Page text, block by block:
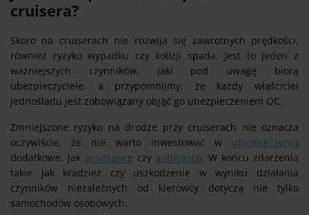
cruisera?
Skoro na cruiserach nie rozwija się zawrotnych prędkości,
również ryzyko wypadku czy kolizji spada. Jest to jeden z
ważniejszych czynników, jaki pod uwagę biorą
ubezpieczyciele, a przypomnijmy, że każdy właściciel
jednośladu jest zobowiązany objąć go ubezpieczeniem OC.
Zmniejszone ryzyko na drodze przy cruiserach nie oznacza
oczywiście, że nie warto inwestować w ubezpieczenia
dodatkowe, jak assistance czy autocasco. W końcu zdarzenia
takie jak kradzież czy uszkodzenie w wyniku działania
czynników niezależnych od kierowcy dotyczą nie tylko
samochodów osobowych.